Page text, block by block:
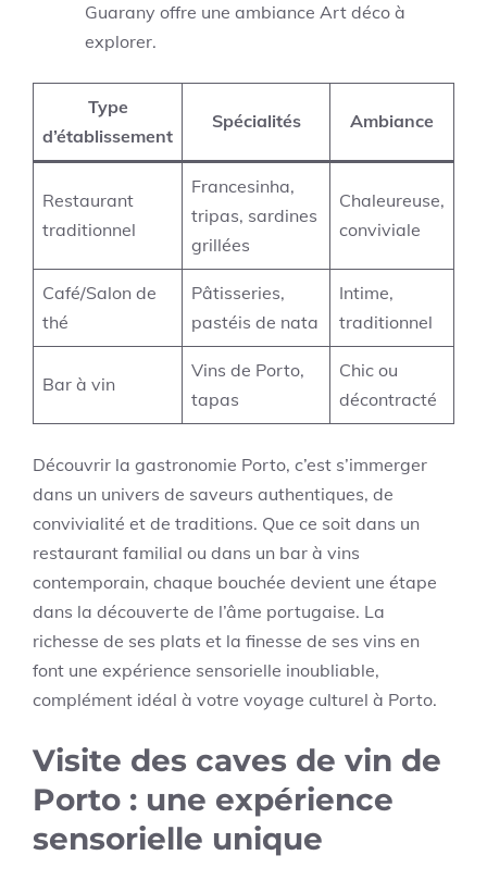
Guarany offre une ambiance Art déco à
explorer.
Type
d’établissement
Spécialités Ambiance
Restaurant
traditionnel
Francesinha,
tripas, sardines
grillées
Chaleureuse,
conviviale
Café/Salon de
thé
Pâtisseries,
pastéis de nata
Intime,
traditionnel
Bar à vin
Vins de Porto,
tapas
Chic ou
décontracté
Découvrir la gastronomie Porto, c’est s’immerger
dans un univers de saveurs authentiques, de
convivialité et de traditions. Que ce soit dans un
restaurant familial ou dans un bar à vins
contemporain, chaque bouchée devient une étape
dans la découverte de l’âme portugaise. La
richesse de ses plats et la finesse de ses vins en
font une expérience sensorielle inoubliable,
complément idéal à votre voyage culturel à Porto.
Visite des caves de vin de
Porto : une expérience
sensorielle unique